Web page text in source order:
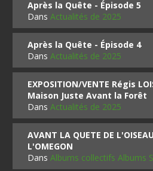
Après la Quête - Épisode 5
DansActualités de 2025
Après la Quête - Épisode 4
DansActualités de 2025
EXPOSITION/VENTE Régis
Maison Juste Avant la Forêt
DansActualités de 2025
AVANT LA QUETE DE
L'OMEGON
DansAlbums collectifs Albums